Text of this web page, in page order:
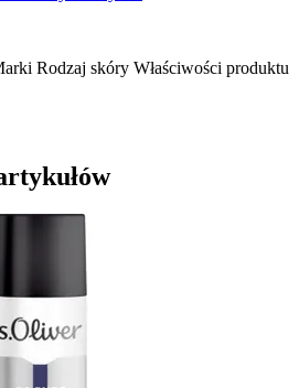
Rodzaj skóry Właściwości produktu